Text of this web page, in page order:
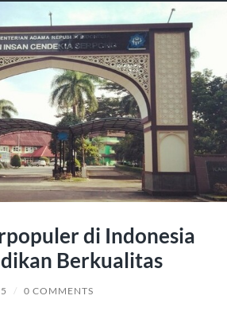
di Indonesia
Berkualitas
/ 0 COMMENTS